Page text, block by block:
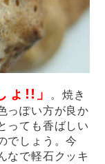
ょ!!」
。焼き
っぽい方が良か
っても香ばしい
でしょう。今
なで軽石クッキ